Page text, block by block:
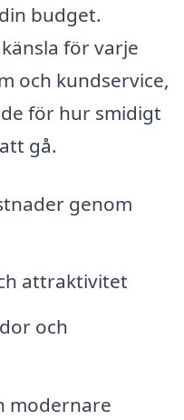
budget.
för varje
och kundservice,
för hur smidigt
gå.
genom
attraktivitet
och
modernare